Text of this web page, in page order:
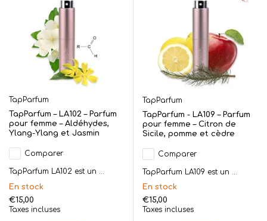
TapParfum
TapParfum – LA102 – Parfum
pour femme – Aldéhydes,
Ylang-Ylang et Jasmin
Comparer
TapParfum LA102 est un ...
En stock
€15,00
Taxes incluses
TapParfum
TapParfum - LA109 – Parfum
pour femme – Citron de
Sicile, pomme et cèdre
Comparer
TapParfum LA109 est un ...
En stock
€15,00
Taxes incluses